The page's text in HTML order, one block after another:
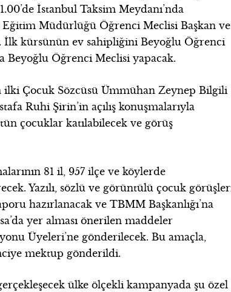
İstanbul Taksim Meydanı’nda
Müdürlüğü Öğrenci Meclisi Başkan ve
İlk kürsünün ev sahipliğini Beyoğlu Öğrenci
Beyoğlu Öğrenci Meclisi yapacak.
ilki Çocuk Sözcüsü Ümmühan Zeynep Bilgili
Ruhi Şirin’in açılış konuşmalarıyla
çocuklar katılabilecek ve görüş
81 il, 957 ilçe ve köylerde
Yazılı, sözlü ve görüntülü çocuk
hazırlanacak ve TBMM Başkanlığı’na
yer alması önerilen maddeler
Üyeleri’ne gönderilecek. Bu amaçla,
mektup gönderildi.
ülke ölçekli kampanyada şu özel